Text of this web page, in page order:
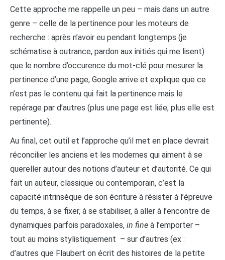
Cette approche me rappelle un peu – mais dans un autre
genre – celle de la pertinence pour les moteurs de
recherche : après n’avoir eu pendant longtemps (je
schématise à outrance, pardon aux initiés qui me lisent)
que le nombre d’occurence du mot-clé pour mesurer la
pertinence d’une page, Google arrive et explique que ce
n’est pas le contenu qui fait la pertinence mais le
repérage par d’autres (plus une page est liée, plus elle est
pertinente).
Au final, cet outil et l’approche qu’il met en place devrait
réconcilier les anciens et les modernes qui aiment à se
quereller autour des notions d’auteur et d’autorité. Ce qui
fait un auteur, classique ou contemporain, c’est la
capacité intrinsèque de son écriture à résister à l’épreuve
du temps, à se fixer, à se stabiliser, à aller à l’encontre de
dynamiques parfois paradoxales, in fine à l’emporter –
tout au moins stylistiquement – sur d’autres (ex :
d’autres que Flaubert on écrit des histoires de la petite